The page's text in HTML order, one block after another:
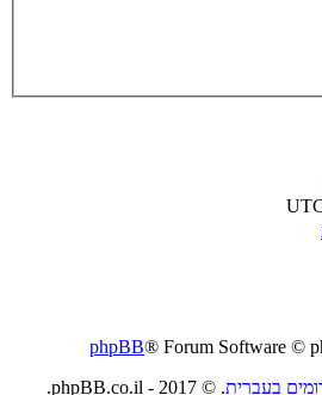
phpBB® Forum Software ©
. © 2017 - phpBB.co.il.